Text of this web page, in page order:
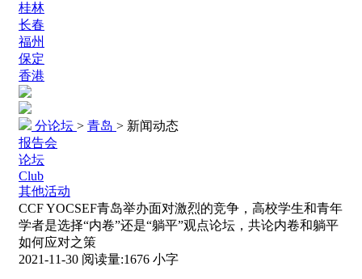
桂林
长春
福州
保定
香港
分论坛 > 青岛 > 新闻动态
报告会
论坛
Club
其他活动
CCF YOCSEF青岛举办面对激烈的竞争，高校学生和青年
学者是选择“内卷”还是“躺平”观点论坛，共论内卷和躺平
如何应对之策
2021-11-30 阅读量:1676 小字